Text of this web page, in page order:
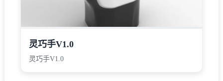
灵巧手V1.0
灵巧手V1.0